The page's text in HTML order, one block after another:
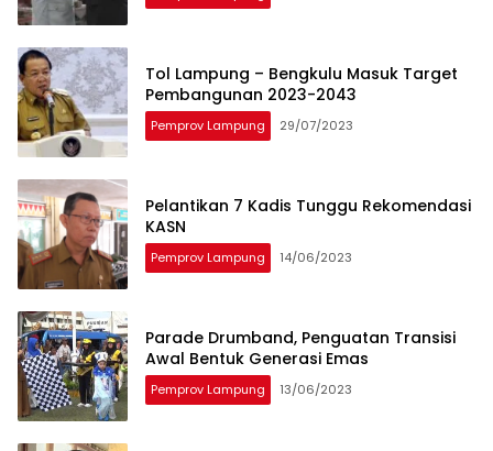
Tol Lampung – Bengkulu Masuk Target
Pembangunan 2023-2043
Pemprov Lampung 29/07/2023
Pelantikan 7 Kadis Tunggu Rekomendasi
KASN
Pemprov Lampung 14/06/2023
Parade Drumband, Penguatan Transisi
Awal Bentuk Generasi Emas
Pemprov Lampung 13/06/2023